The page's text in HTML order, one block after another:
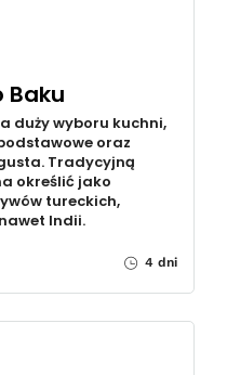
Baku
duży wyboru kuchni,
oraz
Tradycyjną
określić jako
tureckich,
Indii.
4 dni